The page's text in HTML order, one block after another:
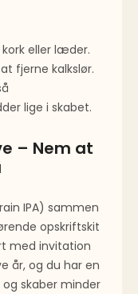
kork eller læder.
fjerne kalkslør.
lige i skabet.
– Nem at
IPA) sammen
opskriftskit
med invitation
år, og du har en
skaber minder